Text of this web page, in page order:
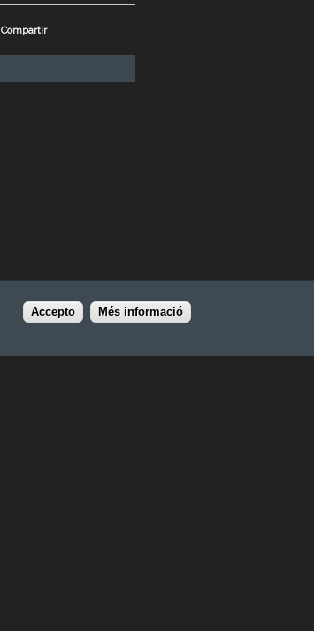
Compartir
Accepto Més informació